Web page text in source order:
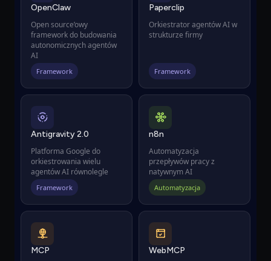
OpenClaw
Open source’owy
framework do budowania
autonomicznych agentów
AI
Framework
Paperclip
Orkiestrator agentów AI w
strukturze firmy
Framework
Antigravity 2.0
Platforma Google do
orkiestrowania wielu
agentów AI równolegle
Framework
n8n
Automatyzacja
przepływów pracy z
natywnym AI
Automatyzacja
MCP
WebMCP